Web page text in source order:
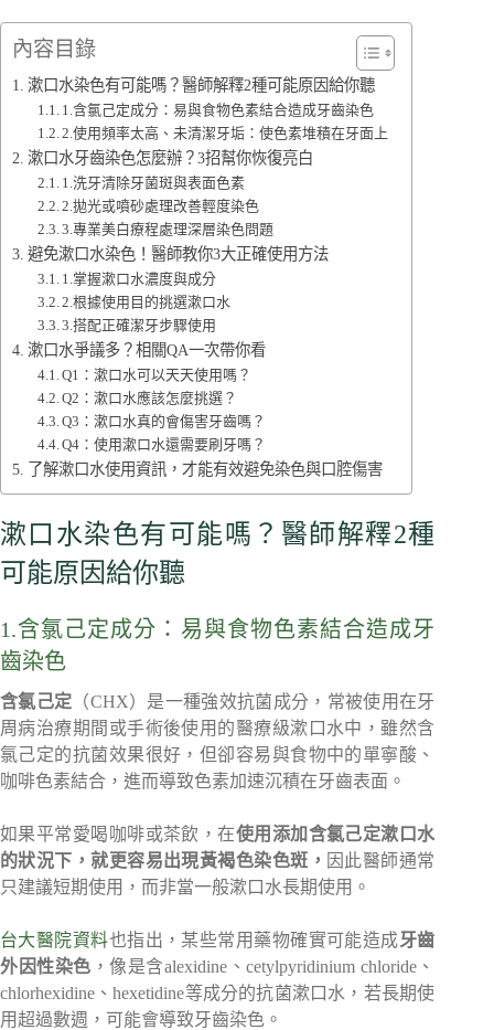
內容目錄
漱口水染色有可能嗎？醫師解釋2種可能原因給你聽
1.含氯己定成分：易與食物色素結合造成牙齒染色
2.使用頻率太高、未清潔牙垢：使色素堆積在牙面上
漱口水牙齒染色怎麼辦？3招幫你恢復亮白
1.洗牙清除牙菌斑與表面色素
2.拋光或噴砂處理改善輕度染色
3.專業美白療程處理深層染色問題
避免漱口水染色！醫師教你3大正確使用方法
1.掌握漱口水濃度與成分
2.根據使用目的挑選漱口水
3.搭配正確潔牙步驟使用
漱口水爭議多？相關QA一次帶你看
Q1：漱口水可以天天使用嗎？
Q2：漱口水應該怎麼挑選？
Q3：漱口水真的會傷害牙齒嗎？
Q4：使用漱口水還需要刷牙嗎？
了解漱口水使用資訊，才能有效避免染色與口腔傷害
漱口水染色有可能嗎？醫師解釋2種
可能原因給你聽
1.含氯己定成分：易與食物色素結合造成牙
齒染色
含氯己定 （CHX）是一種強效抗菌成分，常被使用在牙
周病治療期間或手術後使用的醫療級漱口水中，雖然含
氯己定的抗菌效果很好，但卻容易與食物中的單寧酸、
咖啡色素結合，進而導致色素加速沉積在牙齒表面。
如果平常愛喝咖啡或茶飲，在使用添加含氯己定漱口水
的狀況下，就更容易出現黃褐色染色斑， 因此醫師通常
只建議短期使用，而非當一般漱口水長期使用。
台大醫院資料也指出，某些常用藥物確實可能造成牙齒
外因性染色 ，像是含alexidine、cetylpyridinium chloride、
chlorhexidine、hexetidine等成分的抗菌漱口水，若長期使
用超過數週，可能會導致牙齒染色。